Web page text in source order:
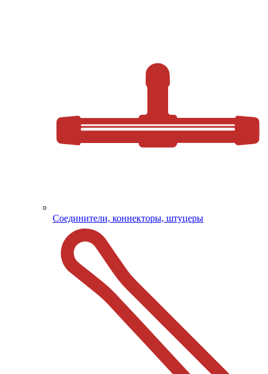
Соединители, коннекторы, штуцеры